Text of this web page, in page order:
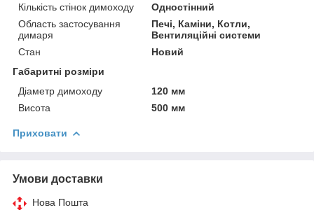
Кількість стінок димоходу
Одностінний
Область застосування
димаря
Печі, Каміни, Котли,
Вентиляційні системи
Стан
Новий
Габаритні розміри
Діаметр димоходу
120 мм
Висота
500 мм
Приховати
Умови доставки
Нова Пошта